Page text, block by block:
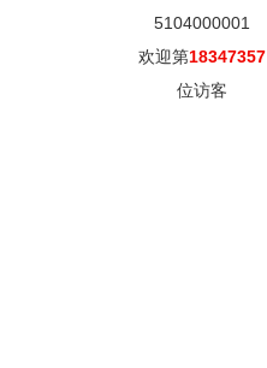
5104000001
欢迎第18347357
位访客